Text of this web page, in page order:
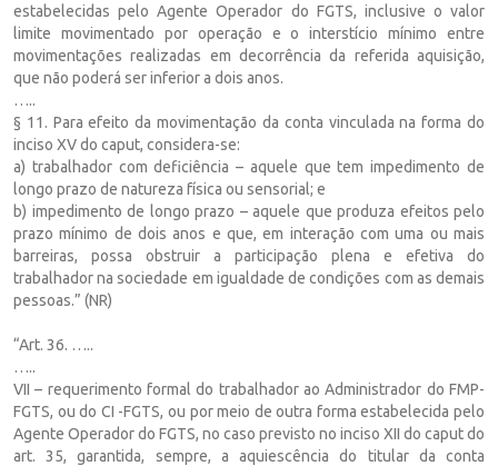
estabelecidas pelo Agente Operador do FGTS, inclusive o valor
limite movimentado por operação e o interstício mínimo entre
movimentações realizadas em decorrência da referida aquisição,
que não poderá ser inferior a dois anos.
…..
§ 11. Para efeito da movimentação da conta vinculada na forma do
inciso XV do caput, considera-se:
a) trabalhador com deficiência – aquele que tem impedimento de
longo prazo de natureza física ou sensorial; e
b) impedimento de longo prazo – aquele que produza efeitos pelo
prazo mínimo de dois anos e que, em interação com uma ou mais
barreiras, possa obstruir a participação plena e efetiva do
trabalhador na sociedade em igualdade de condições com as demais
pessoas.” (NR)
“Art. 36. …..
…..
VII – requerimento formal do trabalhador ao Administrador do FMP-
FGTS, ou do CI -FGTS, ou por meio de outra forma estabelecida pelo
Agente Operador do FGTS, no caso previsto no inciso XII do caput do
art. 35, garantida, sempre, a aquiescência do titular da conta